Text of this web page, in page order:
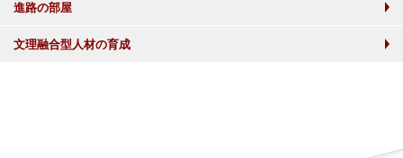
進路の部屋
文理融合型人材の育成